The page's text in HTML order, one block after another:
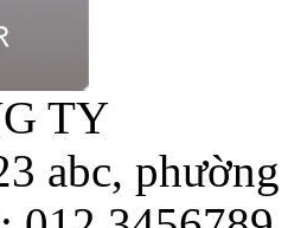
TY
abc,